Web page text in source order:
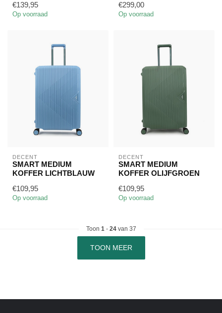
€139,95
Op voorraad
€299,00
Op voorraad
DECENT
SMART MEDIUM
KOFFER LICHTBLAUW
€109,95
Op voorraad
DECENT
SMART MEDIUM
KOFFER OLIJFGROEN
€109,95
Op voorraad
Toon 1 - 24van 37
TOON MEER